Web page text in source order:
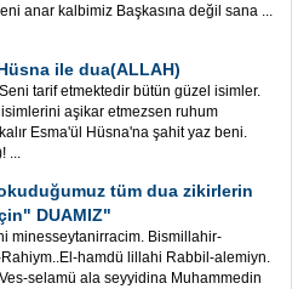
anar kalbimiz Başkasına değil sana ...
ile dua(ALLAH)
tarif etmektedir bütün güzel isimler.
aşikar etmezsen ruhum
kalır Esma'ül Hüsna'na şahit yaz beni.
...
tüm dua zikirlerin
DUAMIZ"
minesseytanirracim. Bismillahir-
hamdü lillahi Rabbil-alemiyn.
selamü ala seyyidina Muhammedin